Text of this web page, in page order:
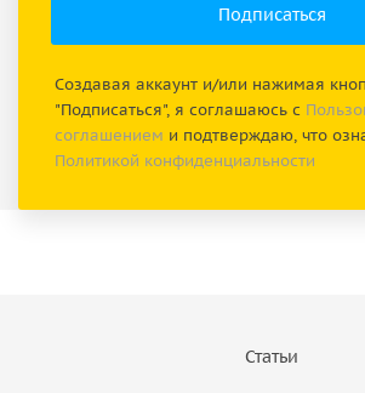
Создавая аккаунт и/или нажимая
"Подписаться", я соглашаюсь с
соглашением и подтверждаю, что
Политикой конфиденциальности
Статьи